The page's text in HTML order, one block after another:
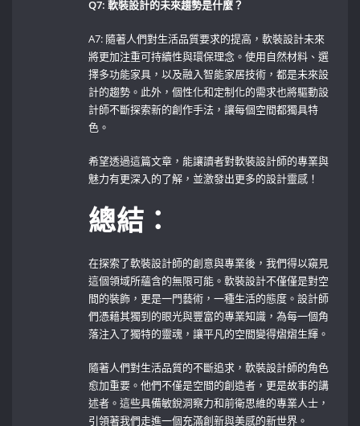
Q7: 軟裝設計的未來趨勢是什麼？
A7: 隨著人們對生活品質要求的提高，軟裝設計未來
將更加注重可持續性與環保理念。使用自然材料、選
擇多功能家具，以及融入智能家居技術，都是未來設
計的趨勢。此外，個性化和定制化的需求也將驅動設
計師不斷探索新的創作手法，讓每個空間都獨具特
色。
希望透過這篇文章，能讓讀者對軟裝設計師的專業與
魅力有更深入的了解，並激發出更多的設計靈感！
總結：
在探索了軟裝設計師的創意與專業後，我們得以窺見
這個領域所蘊含的無限可能。軟裝設計不僅僅是對空
間的裝飾，更是一門藝術，一種生活的態度。設計師
們憑藉其獨到的眼光與豐富的專業知識，為每一個角
落注入了獨特的靈魂，讓平凡的空間變得熠熠生輝。
隨著人們對生活品質的不斷追求，軟裝設計師的角色
愈加重要。他們不僅是空間的創造者，更是故事的講
述者。這些具備敏銳洞察力和前衛思維的專業人士，
引領著我們走進一個充滿創新與美感的新世界。